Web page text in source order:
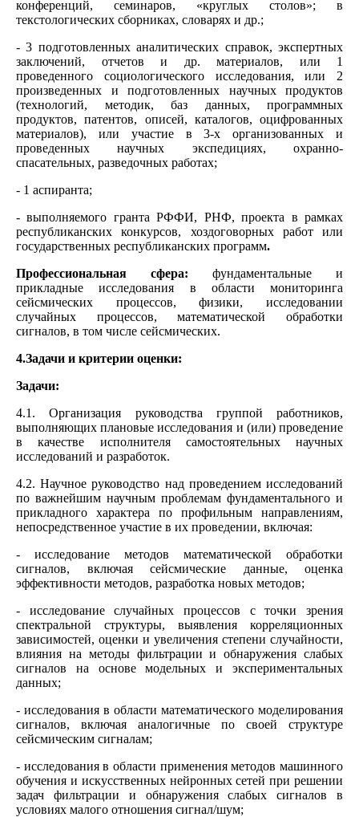
конференций, семинаров, «круглых столов»; в
текстологических сборниках, словарях и др.;
- 3 подготовленных аналитических справок, экспертных
заключений, отчетов и др. материалов, или 1
проведенного социологического исследования, или 2
произведенных и подготовленных научных продуктов
(технологий, методик, баз данных, программных
продуктов, патентов, описей, каталогов, оцифрованных
материалов), или участие в 3-х организованных и
проведенных научных экспедициях, охранно-
спасательных, разведочных работах;
- 1 аспиранта;
- выполняемого гранта РФФИ, РНФ, проекта в рамках
республиканских конкурсов, хоздоговорных работ или
государственных республиканских программ.
Профессиональная сфера: фундаментальные и
прикладные исследования в области мониторинга
сейсмических процессов, физики, исследовании
случайных процессов, математической обработки
сигналов, в том числе сейсмических.
4.Задачи и критерии оценки:
Задачи:
4.1. Организация руководства группой работников,
выполняющих плановые исследования и (или) проведение
в качестве исполнителя самостоятельных научных
исследований и разработок.
4.2. Научное руководство над проведением исследований
по важнейшим научным проблемам фундаментального и
прикладного характера по профильным направлениям,
непосредственное участие в их проведении, включая:
- исследование методов математической обработки
сигналов, включая сейсмические данные, оценка
эффективности методов, разработка новых методов;
- исследование случайных процессов с точки зрения
спектральной структуры, выявления корреляционных
зависимостей, оценки и увеличения степени случайности,
влияния на методы фильтрации и обнаружения слабых
сигналов на основе модельных и экспериментальных
данных;
- исследования в области математического моделирования
сигналов, включая аналогичные по своей структуре
сейсмическим сигналам;
- исследования в области применения методов машинного
обучения и искусственных нейронных сетей при решении
задач фильтрации и обнаружения слабых сигналов в
условиях малого отношения сигнал/шум;